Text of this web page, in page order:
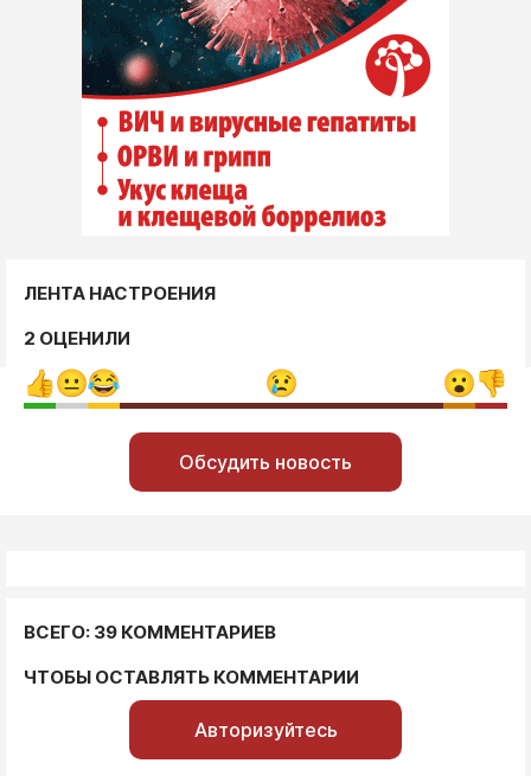
ЛЕНТА НАСТРОЕНИЯ
2 ОЦЕНИЛИ
Обсудить новость
ВСЕГО: 39 КОММЕНТАРИЕВ
ЧТОБЫ ОСТАВЛЯТЬ КОММЕНТАРИИ
Авторизуйтесь